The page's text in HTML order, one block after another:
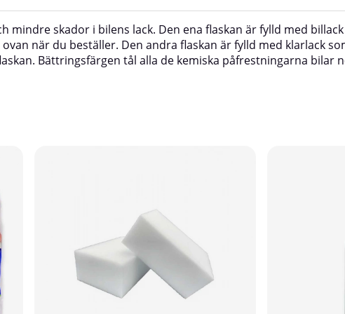
skador i bilens lack. Den ena flaskan är fylld med
när du beställer. Den andra flaskan är fylld med klarlack
Bättringsfärgen tål alla de kemiska påfrestningarna bilar